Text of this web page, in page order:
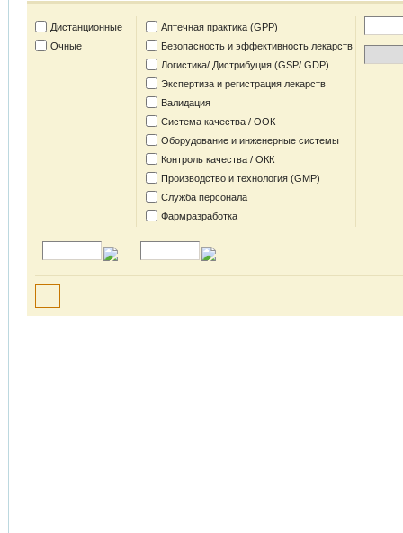
Дистанционные
Очные
Аптечная практика (GPP)
Безопасность и эффективность лекарств
Логистика/ Дистрибуция (GSP/ GDP)
Экспертиза и регистрация лекарств
Валидация
Система качества / ООК
Оборудование и инженерные системы
Контроль качества / ОКК
Производство и технология (GMP)
Служба персонала
Фармразработка